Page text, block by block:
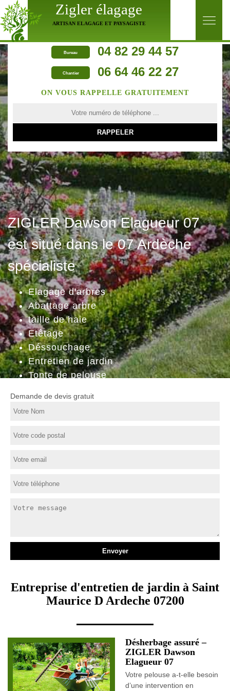
Zigler élagage
ARTISAN ELAGAGE ET PAYSAGISTE
Bureau 04 82 29 44 57
Chantier 06 64 46 22 27
ZIGLER Dawson Elagueur 07
est situé dans le 07 Ardèche
spécialiste
Elagage d'arbres
Abattage arbre
taille de haie
Etêtage
Déssouchage
Entretien de jardin
Tonte de pelouse
ON VOUS RAPPELLE GRATUITEMENT
Demande de devis gratuit
Entreprise d'entretien de jardin à Saint
Maurice D Ardeche 07200
Désherbage assuré –
ZIGLER Dawson
Elagueur 07
Votre pelouse a-t-elle besoin
d’une intervention en